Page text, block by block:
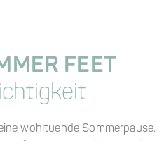
FEET
wohltuende